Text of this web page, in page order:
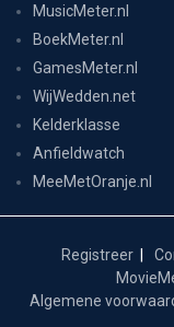
MusicMeter.nl
BoekMeter.nl
GamesMeter.nl
WijWedden.net
Kelderklasse
Anfieldwatch
MeeMetOranje.nl
Registreer
Algemene